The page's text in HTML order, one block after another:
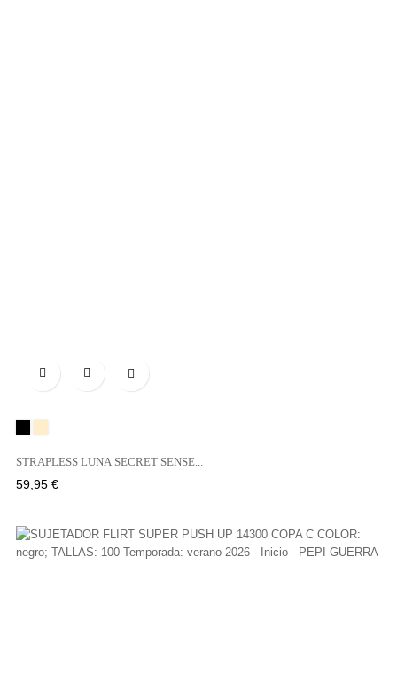

STRAPLESS LUNA SECRET SENSE...
Precio
59,95 €